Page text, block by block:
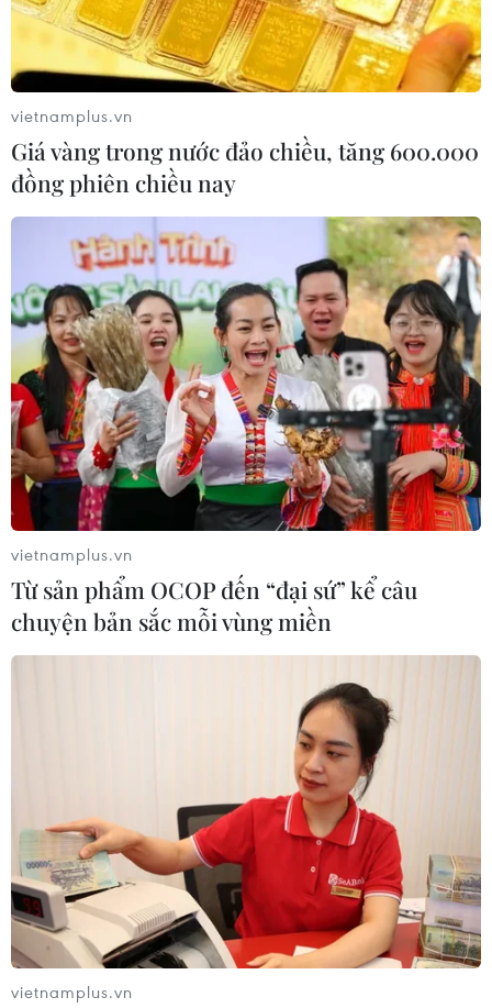
Hiện trường vụ nổ hàng loạt tại
các nhà thờ, khách sạn ở Sri Lanka
21/04/2019 08:11
Ba nhà thờ và ba khách sạn sang trọng ở Sri Lanka đã
trở thành mục tiêu của các vụ nổ đúng vào ngày lễ Phục
sinh, khiến ít nhất 138 người thiệt mạng và 400 người bị
thương.
Ít nhất đã có 160 người thiệt mạng trong
các vụ nổ tại Sri Lanka
21/04/2019 08:19
vietnamplus.vn
Giá vàng trong nước đảo chiều, tăng 600.000
đồng phiên chiều nay
vietnamplus.vn
Từ sản phẩm OCOP đến “đại sứ” kể câu
chuyện bản sắc mỗi vùng miền
vietnamplus.vn